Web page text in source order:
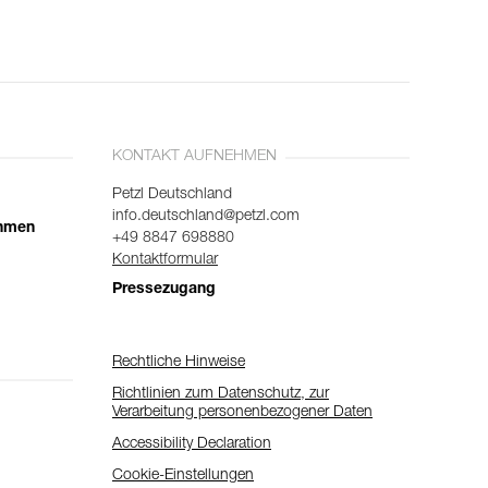
KONTAKT AUFNEHMEN
Petzl Deutschland
info.deutschland@petzl.com
+49 8847 698880
Kontaktformular
Pressezugang
Rechtliche Hinweise
Richtlinien zum Datenschutz, zur
Verarbeitung personenbezogener Daten
Accessibility Declaration
Cookie-Einstellungen